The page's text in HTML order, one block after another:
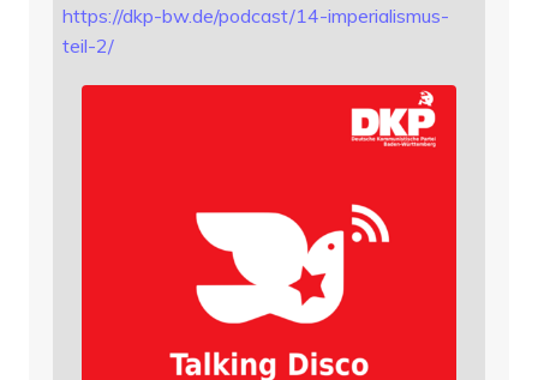
https://dkp-bw.de/podcast/14-imperialismus-
teil-2/